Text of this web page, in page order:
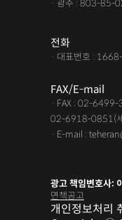
· 광주 : 803-85-
전화
· 대표번호 :
FAX/E-mail
· FAX : 02-
02-6918-0851(
· E-mail :
광고 책임변호사:
면책공고
개인정보처리